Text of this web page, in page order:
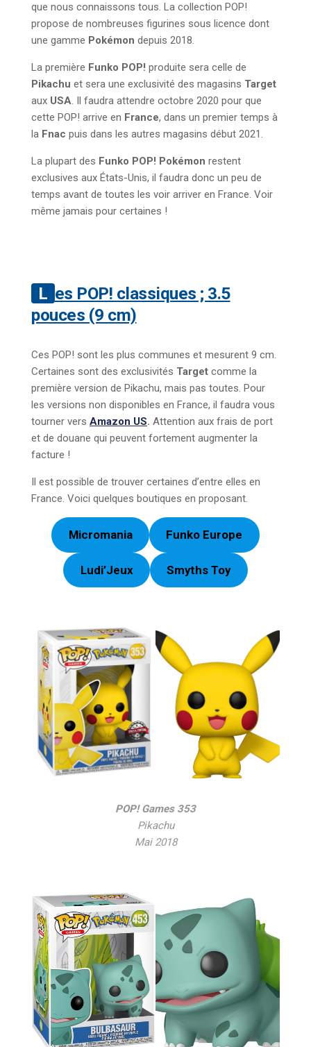
que nous connaissons tous. La collection POP!
propose de nombreuses figurines sous licence dont
une gamme Pokémon depuis 2018.
La première Funko POP! produite sera celle de
Pikachu et sera une exclusivité des magasins Target
aux USA. Il faudra attendre octobre 2020 pour que
cette POP! arrive en France, dans un premier temps à
la Fnac puis dans les autres magasins début 2021.
La plupart des Funko POP! Pokémon restent
exclusives aux États-Unis, il faudra donc un peu de
temps avant de toutes les voir arriver en France. Voir
même jamais pour certaines !
Les POP! classiques ; 3.5
pouces (9 cm)
Ces POP! sont les plus communes et mesurent 9 cm.
Certaines sont des exclusivités Target comme la
première version de Pikachu, mais pas toutes. Pour
les versions non disponibles en France, il faudra vous
tourner vers Amazon US. Attention aux frais de port
et de douane qui peuvent fortement augmenter la
facture !
Il est possible de trouver certaines d’entre elles en
France. Voici quelques boutiques en proposant.
Micromania Funko Europe
Ludi’Jeux Smyths Toy
POP! Games 353
Pikachu
Mai 2018